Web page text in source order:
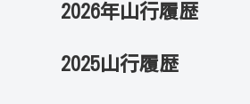
2026年山行履歴
2025山行履歴